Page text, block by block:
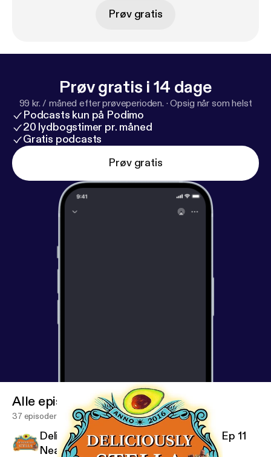
Prøv gratis
Prøv gratis i 14 dage
99 kr. / måned efter prøveperioden. ·Opsig når som helst
Podcasts kun på Podimo
20 lydbogstimer pr. måned
Gratis podcasts
Prøv gratis
Alle episoder
37 episoder
Deliciously Stella None The Wiser S3 Ep 11
Nearly 30